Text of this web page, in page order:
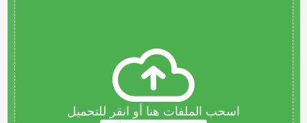
اسحب الملفات هنا أو انقر للتحميل